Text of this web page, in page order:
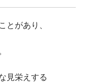
とがあり、
見栄えする